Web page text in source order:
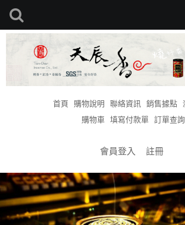
首頁 購物說明 聯絡資訊 銷售據點
購物車 填寫付款單 訂單查詢
會員登入 註冊